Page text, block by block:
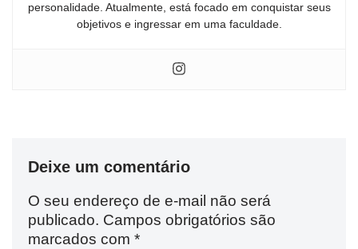
personalidade. Atualmente, está focado em conquistar seus
objetivos e ingressar em uma faculdade.
Deixe um comentário
O seu endereço de e-mail não será
publicado. Campos obrigatórios são
marcados com *